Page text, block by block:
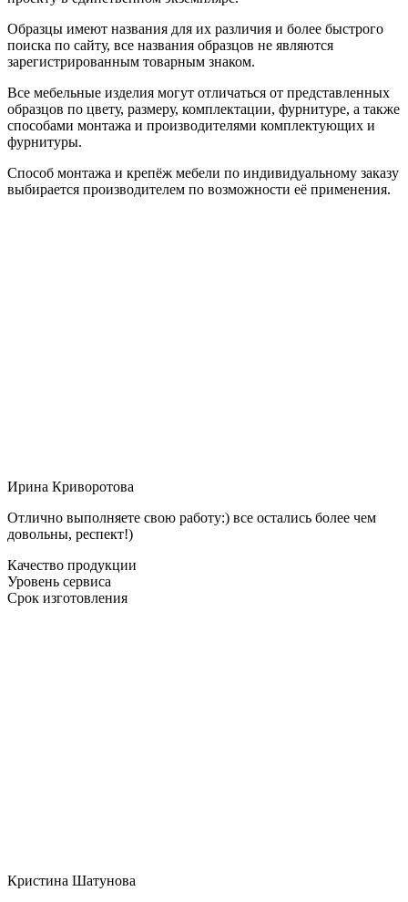
Образцы имеют названия для их различия и более быстрого
поиска по сайту, все названия образцов не являются
зарегистрированным товарным знаком.
Все мебельные изделия могут отличаться от представленных
образцов по цвету, размеру, комплектации, фурнитуре, а также
способами монтажа и производителями комплектующих и
фурнитуры.
Способ монтажа и крепёж мебели по индивидуальному заказу
выбирается производителем по возможности её применения.
Ирина Криворотова
Отлично выполняете свою работу:) все остались более чем
довольны, респект!)
Качество продукции
Уровень сервиса
Срок изготовления
Кристина Шатунова